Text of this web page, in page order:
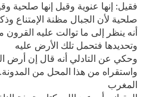
فقيل: إنها عنوية وقيل إنها صلحية
صلحية لأن الجبال مظنة الإمتناع
أنه ينظر إلى ما توالت عليه القرون
وتحديدها فتحمل تلك الأرض عليه
وحكي عن التادلي أنه قال إن أرض
واستقراه من هذا المحل من
المغرب